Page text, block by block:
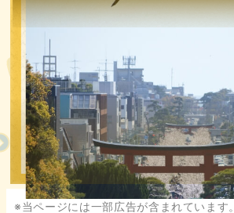
※当ページには一部広告が含まれています。